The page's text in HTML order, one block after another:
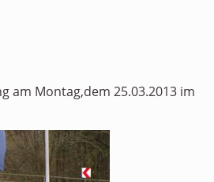
am Montag,dem 25.03.2013 im